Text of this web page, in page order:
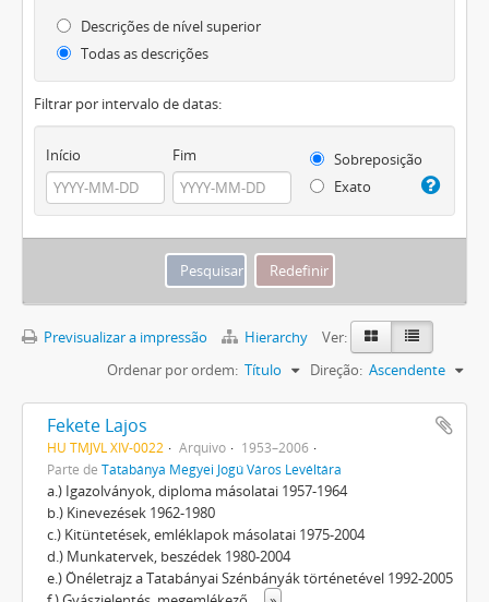
Descrições de nível superior
Todas as descrições
Filtrar por intervalo de datas:
Início Fim
Sobreposição
Exato
Previsualizar a impressão Hierarchy
Ver:
Ordenar por ordem: Título Direção: Ascendente
Fekete Lajos
HU TMJVL XIV-0022 Arquivo
1953–2006
Parte de Tatabánya Megyei Jogú Város Levéltára
a.) Igazolványok, diploma másolatai 1957-1964
b.) Kinevezések 1962-1980
c.) Kitüntetések, emléklapok másolatai 1975-2004
d.) Munkatervek, beszédek 1980-2004
e.) Önéletrajz a Tatabányai Szénbányák történetével 1992-2005